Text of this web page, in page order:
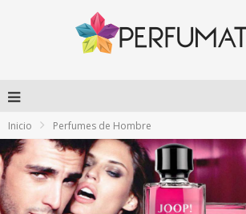
Inicio Perfumes de Hombre